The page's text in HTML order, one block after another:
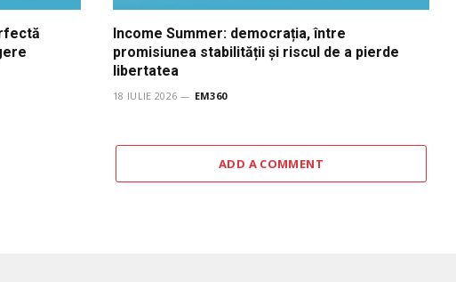
Income Summer: democrația, între
promisiunea stabilității și riscul de a pierde
libertatea
18 IULIE 2026 EM360
ADD A COMMENT